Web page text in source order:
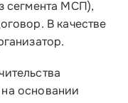
сегмента МСП),
В качестве
основании